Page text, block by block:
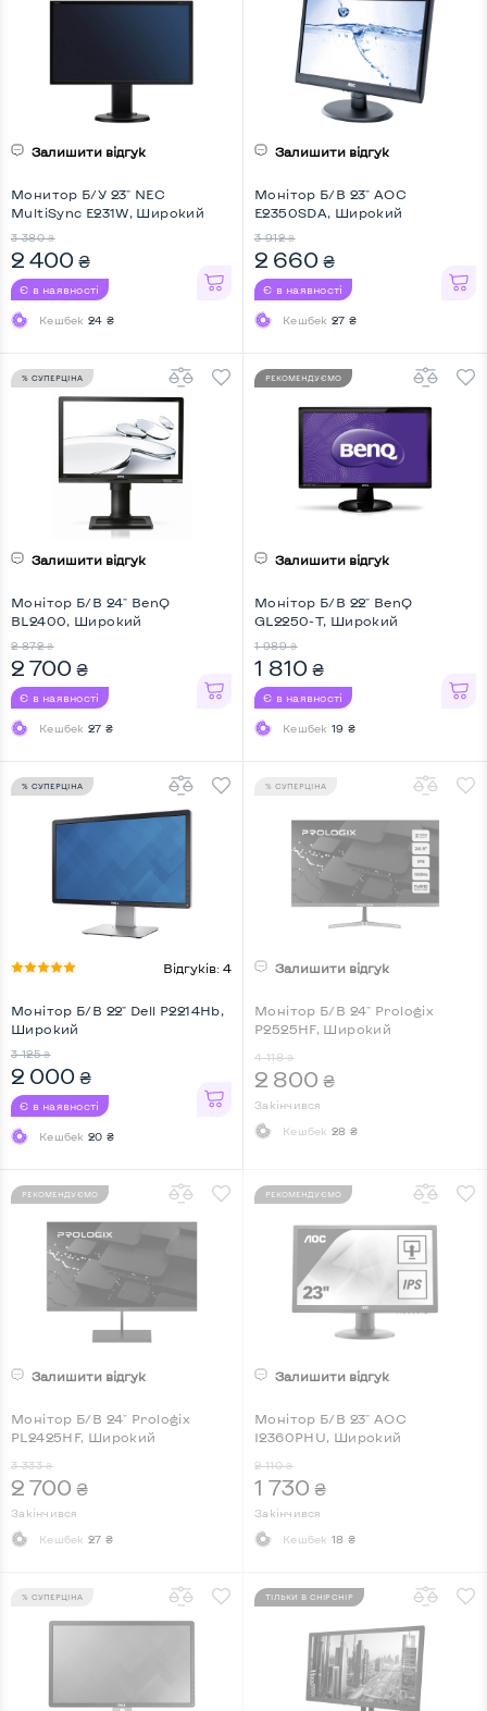
Залишити відгук
Монитор Б/У 23" NEC
MultiSync E231W, Широкий
3 380 ₴
2 400 ₴
Є в наявності
Кешбек 24 ₴
Залишити відгук
Монітор Б/В 23" AOC
E2350SDA, Широкий
3 912 ₴
2 660 ₴
Є в наявності
Кешбек 27 ₴
% СУПЕРЦІНА
Залишити відгук
Монітор Б/В 24" BenQ
BL2400, Широкий
2 872 ₴
2 700 ₴
Є в наявності
Кешбек 27 ₴
РЕКОМЕНДУЄМО
Залишити відгук
Монітор Б/В 22" BenQ
GL2250-T, Широкий
1 989 ₴
1 810 ₴
Є в наявності
Кешбек 19 ₴
% СУПЕРЦІНА
Відгуків: 4
Монітор Б/В 22" Dell P2214Hb,
Широкий
3 125 ₴
2 000 ₴
Є в наявності
Кешбек 20 ₴
% СУПЕРЦІНА
Залишити відгук
Монітор Б/В 24" Prologix
P2525HF, Широкий
4 118 ₴
2 800 ₴
Закінчився
Кешбек 28 ₴
РЕКОМЕНДУЄМО
Залишити відгук
Монітор Б/В 24" Prologix
PL2425HF, Широкий
3 333 ₴
2 700 ₴
Закінчився
Кешбек 27 ₴
РЕКОМЕНДУЄМО
Залишити відгук
Монітор Б/В 23" AOC
I2360PHU, Широкий
2 110 ₴
1 730 ₴
Закінчився
Кешбек 18 ₴
% СУПЕРЦІНА ТІЛЬКИ В CHIPCHIP